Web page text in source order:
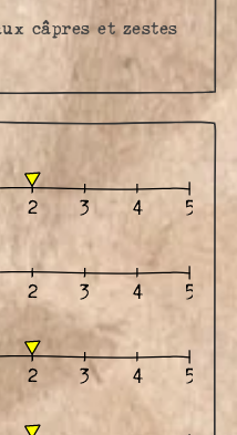
câpres et zestes